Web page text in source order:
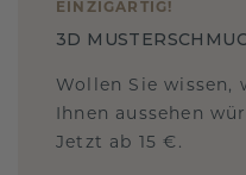
EINZIGARTIG !
3D
Wollen Sie wissen,
Ihnen aussehen
Jetzt ab 15 €.